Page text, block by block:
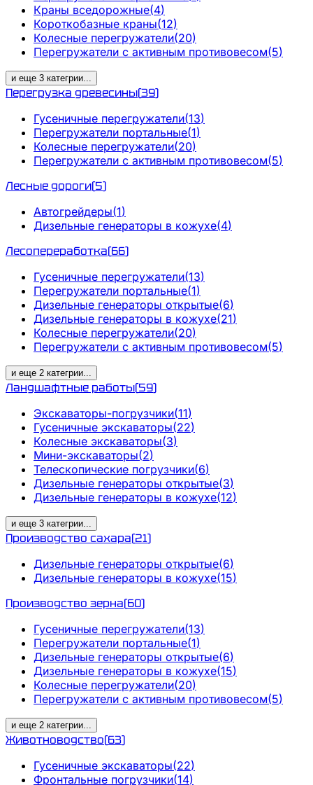
Краны вседорожные(4)
Короткобазные краны(12)
Колесные перегружатели(20)
Перегружатели с активным противовесом(5)
и еще 3 категрии...
Перегрузка древесины(39)
Гусеничные перегружатели(13)
Перегружатели портальные(1)
Колесные перегружатели(20)
Перегружатели с активным противовесом(5)
Лесные дороги(5)
Автогрейдеры(1)
Дизельные генераторы в кожухе(4)
Лесопереработка(66)
Гусеничные перегружатели(13)
Перегружатели портальные(1)
Дизельные генераторы открытые(6)
Дизельные генераторы в кожухе(21)
Колесные перегружатели(20)
Перегружатели с активным противовесом(5)
и еще 2 категрии...
Ландшафтные работы(59)
Экскаваторы-погрузчики(11)
Гусеничные экскаваторы(22)
Колесные экскаваторы(3)
Мини-экскаваторы(2)
Телескопические погрузчики(6)
Дизельные генераторы открытые(3)
Дизельные генераторы в кожухе(12)
и еще 3 категрии...
Производство сахара(21)
Дизельные генераторы открытые(6)
Дизельные генераторы в кожухе(15)
Производство зерна(60)
Гусеничные перегружатели(13)
Перегружатели портальные(1)
Дизельные генераторы открытые(6)
Дизельные генераторы в кожухе(15)
Колесные перегружатели(20)
Перегружатели с активным противовесом(5)
и еще 2 категрии...
Животноводство(63)
Гусеничные экскаваторы(22)
Фронтальные погрузчики(14)